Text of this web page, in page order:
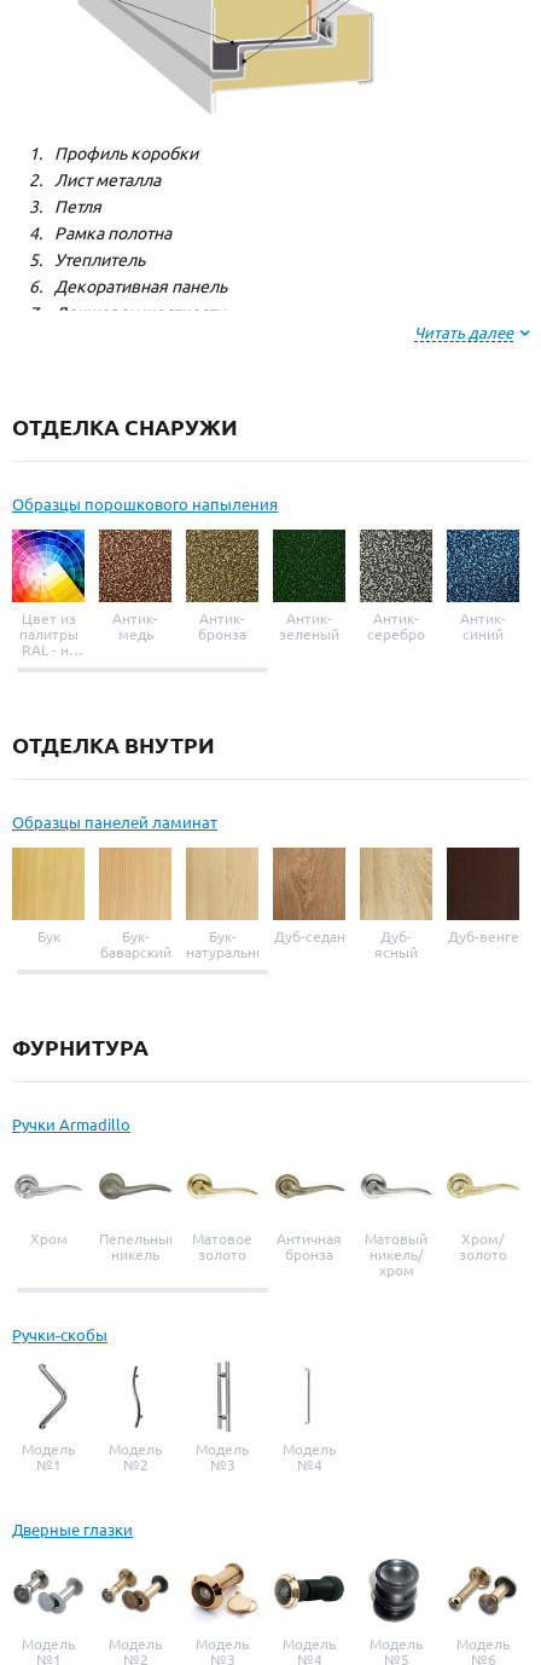
Профиль коробки
Лист металла
Петля
Рамка полотна
Утеплитель
Декоративная панель
Лонжерон жесткости
Читать далее
ОТДЕЛКА СНАРУЖИ
Образцы порошкового напыления
Цвет из
палитры
RAL - на
выбор
Антик-
медь
Антик-
бронза
Антик-
зеленый
Антик-
серебро
Антик-
синий
ОТДЕЛКА ВНУТРИ
Образцы панелей ламинат
Бук
Бук-
баварский
Бук-
натуральный
Дуб-седан
Дуб-
ясный
Дуб-венге
ФУРНИТУРА
Ручки Armadillo
Хром
Пепельный
никель
Матовое
золото
Античная
бронза
Матовый
никель/
хром
Хром/
золото
Ручки-скобы
Модель
№1
Модель
№2
Модель
№3
Модель
№4
Дверные глазки
Модель
№1
Модель
№2
Модель
№3
Модель
№4
Модель
№5
Модель
№6